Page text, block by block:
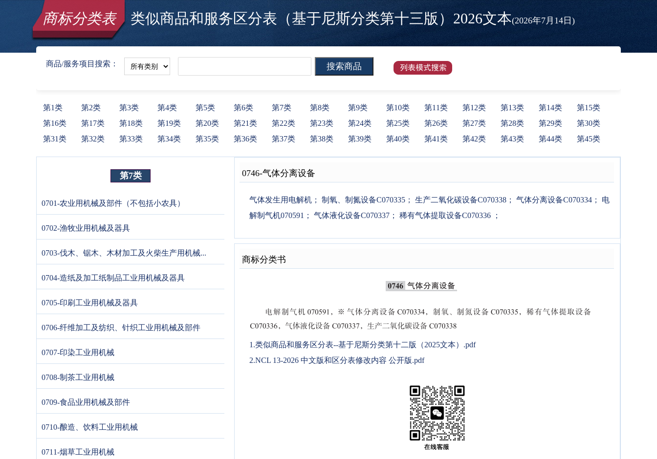
商标分类表类似商品和服务区分表（基于尼斯分类第十三版）2026文本(2026年7月14日)
商品/服务项目搜索：
第1类 第2类 第3类 第4类 第5类 第6类 第7类 第8类 第9类 第10类 第11类 第12类 第13类 第14类
第15类
第16类
第17类 第18类 第19类 第20类 第21类 第22类 第23类 第24类 第25类 第26类 第27类 第28类 第29类
第30类
第31类
第32类 第33类 第34类 第35类 第36类 第37类 第38类 第39类 第40类 第41类 第42类 第43类 第44类 第45类
第7类
0701-农业用机械及部件（不包括小农具）
0702-渔牧业用机械及器具
0703-伐木、锯木、木材加工及火柴生产用机械...
0704-造纸及加工纸制品工业用机械及器具
0705-印刷工业用机械及器具
0706-纤维加工及纺织、针织工业用机械及部件
0707-印染工业用机械
0708-制茶工业用机械
0709-食品业用机械及部件
0710-酿造、饮料工业用机械
0711-烟草工业用机械
0746-气体分离设备
气体发生用电解机 ； 制氧、制氮设备C070335 ； 生产二氧化碳设备C070338 ； 气体分离设备C070334 ；
电
解制气机070591 ； 气体液化设备C070337 ； 稀有气体提取设备C070336 ；
商标分类书
1.类似商品和服务区分表--基于尼斯分类第十二版（2025文本）.pdf
2.NCL 13-2026 中文版和区分表修改内容 公开版.pdf